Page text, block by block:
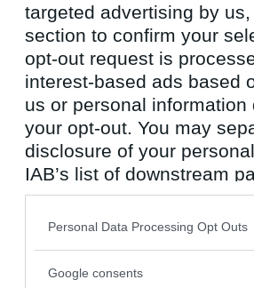
targeted advertising by
section to confirm your
opt-out request is
interest-based ads based
us or personal
your opt-out. You may
disclosure of your
IAB’s list of downstream
also be disclosed by us
Downstream Participants
Please note that this
Personal Data Processing Opt Outs
Google consents
4646
Antal inlägg:
1999
Ekvator
Benny57
Antal inlägg:
Ekopark